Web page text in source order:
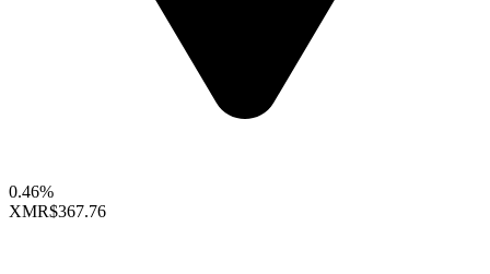
0.46%
XMR$367.76